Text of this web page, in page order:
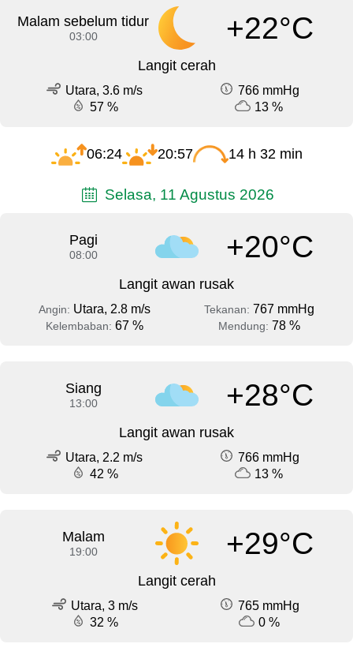
Malam sebelum tidur
03:00 +22°C
Langit cerah
Utara, 3.6 m/s
766 mmHg
57 %
13 %
06:24 20:57 14 h 32 min
Selasa, 11 Agustus 2026
Pagi
08:00 +20°C
Langit awan rusak
Angin: Utara, 2.8 m/s Tekanan: 767 mmHg
Kelembaban: 67 % Mendung: 78 %
Siang
13:00 +28°C
Langit awan rusak
Utara, 2.2 m/s
766 mmHg
42 %
13 %
Malam
19:00 +29°C
Langit cerah
Utara, 3 m/s
765 mmHg
32 %
0 %